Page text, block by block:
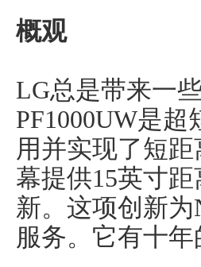
概观
LG总是带来一
PF1000UW是
用并实现了短
幕提供15英寸
新。这项创新
服务。它有十